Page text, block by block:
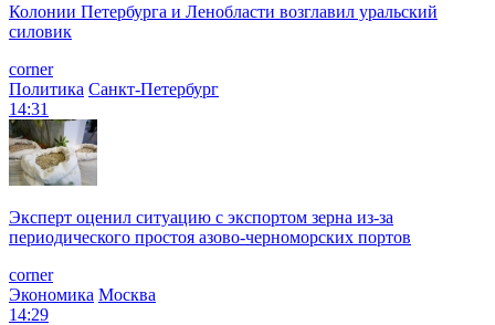
Колонии Петербурга и Ленобласти возглавил уральский
силовик
corner
Политика Санкт-Петербург
14:31
Эксперт оценил ситуацию с экспортом зерна из-за
периодического простоя азово-черноморских портов
corner
Экономика Москва
14:29